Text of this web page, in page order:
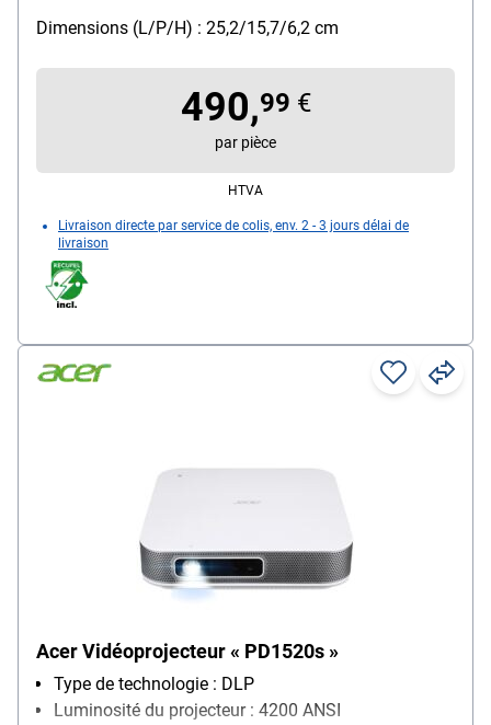
Particularités : taille de projection comprise entre
1,52 et 2,54 m pour une distance de projection
comprise entre 0,26 et 0,4 m
Dimensions (L/P/H) : 25,2/15,7/6,2 cm
490,99 €
par pièce
HTVA
Livraison directe par service de colis, env. 2 - 3 jours délai de
livraison
Acer Vidéoprojecteur « PD1520s »
Type de technologie : DLP
Luminosité du projecteur : 4200 ANSI